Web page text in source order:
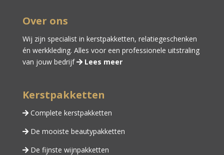
Over ons
Wij zijn specialist in kerstpakketten, relatiegeschenken
én werkkleding. Alles voor een professionele uitstraling
van jouw bedrijf
Lees meer
Kerstpakketten
Complete kerstpakketten
De mooiste beautypakketten
De fijnste wijnpakketten